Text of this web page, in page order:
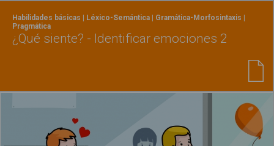
Habilidades básicas | Léxico-Semántica | Gramática-Morfosintaxis |
Pragmática
¿Qué siente? - Identificar emociones 2